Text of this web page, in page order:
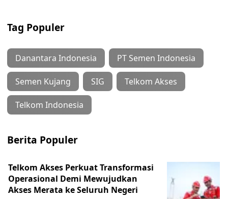
Tag Populer
Danantara Indonesia PT Semen Indonesia
Semen Kujang SIG Telkom Akses
Telkom Indonesia
Berita Populer
Telkom Akses Perkuat Transformasi
Operasional Demi Mewujudkan
Akses Merata ke Seluruh Negeri